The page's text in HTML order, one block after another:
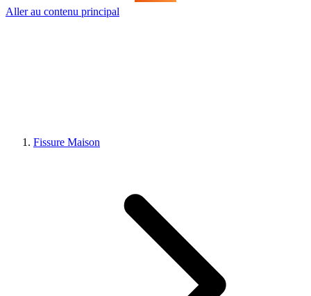
Aller au contenu principal
Fissure Maison